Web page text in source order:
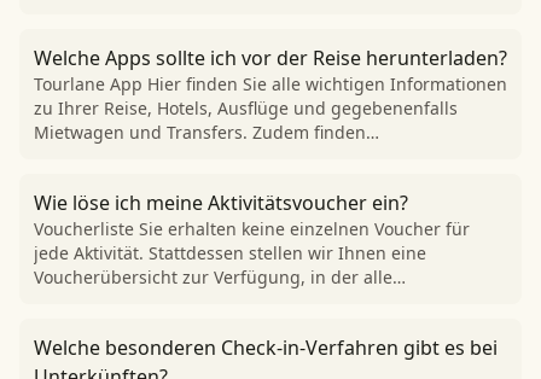
Welche Apps sollte ich vor der Reise herunterladen?
Tourlane App Hier finden Sie alle wichtigen Informationen
zu Ihrer Reise, Hotels, Ausflüge und gegebenenfalls
Mietwagen und Transfers. Zudem finden…
Wie löse ich meine Aktivitätsvoucher ein?
Voucherliste Sie erhalten keine einzelnen Voucher für
jede Aktivität. Stattdessen stellen wir Ihnen eine
Voucherübersicht zur Verfügung, in der alle…
Welche besonderen Check-in-Verfahren gibt es bei